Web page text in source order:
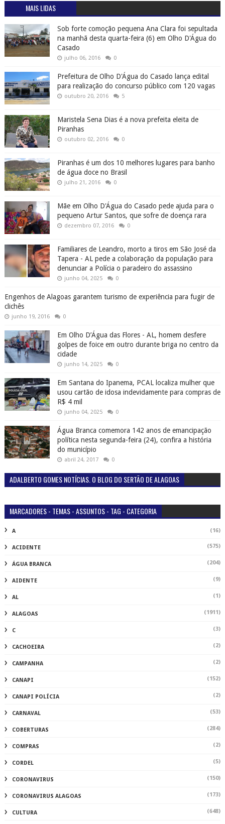
MAIS LIDAS
Sob forte comoção pequena Ana Clara foi sepultada
na manhã desta quarta-feira (6) em Olho D'Água do
Casado
julho 06, 2016 0
Prefeitura de Olho D'Água do Casado lança edital
para realização do concurso público com 120 vagas
outubro 20, 2016 5
Maristela Sena Dias é a nova prefeita eleita de
Piranhas
outubro 02, 2016 0
Piranhas é um dos 10 melhores lugares para banho
de água doce no Brasil
julho 21, 2016 0
Mãe em Olho D'Água do Casado pede ajuda para o
pequeno Artur Santos, que sofre de doença rara
dezembro 07, 2016 0
Familiares de Leandro, morto a tiros em São José da
Tapera - AL pede a colaboração da população para
denunciar a Polícia o paradeiro do assassino
junho 04, 2025 0
Engenhos de Alagoas garantem turismo de experiência para fugir de
clichês
junho 19, 2016 0
Em Olho D’Água das Flores - AL, homem desfere
golpes de foice em outro durante briga no centro da
cidade
junho 14, 2025 0
Em Santana do Ipanema, PCAL localiza mulher que
usou cartão de idosa indevidamente para compras de
R$ 4 mil
junho 04, 2025 0
Água Branca comemora 142 anos de emancipação
política nesta segunda-feira (24), confira a história
do município
abril 24, 2017 0
ADALBERTO GOMES NOTÍCIAS. O BLOG DO SERTÃO DE ALAGOAS
MARCADORES - TEMAS - ASSUNTOS - TAG - CATEGORIA
A (16)
ACIDENTE (575)
ÁGUA BRANCA (204)
AIDENTE (9)
AL (1)
ALAGOAS (1911)
C (3)
CACHOEIRA (2)
CAMPANHA (2)
CANAPI (152)
CANAPI POLÍCIA (2)
CARNAVAL (53)
COBERTURAS (284)
COMPRAS (2)
CORDEL (5)
CORONAVIRUS (150)
CORONAVIRUS ALAGOAS (173)
CULTURA (648)